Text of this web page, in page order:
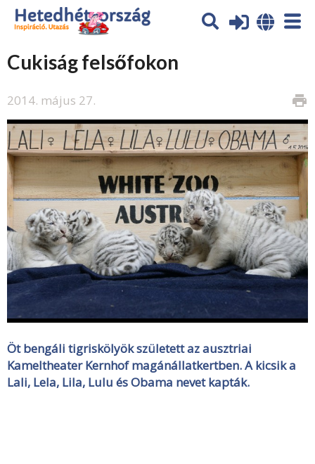
Cukiság felsőfokon
2014. május 27. print
Öt bengáli tigriskölyök született az ausztriai
Kameltheater Kernhof magánállatkertben. A kicsik a
Lali, Lela, Lila, Lulu és Obama nevet kapták.